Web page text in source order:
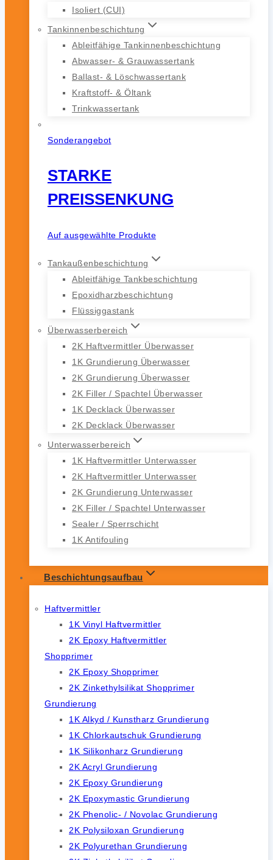
Isoliert (CUI)
Tankinnenbeschichtung
Ableitfähige Tankinnenbeschichtung
Abwasser- & Grauwassertank
Ballast- & Löschwassertank
Kraftstoff- & Öltank
Trinkwassertank
Sonderangebot
STARKE
PREISSENKUNG
Auf ausgewählte Produkte
Tankaußenbeschichtung
Ableitfähige Tankbeschichtung
Epoxidharzbeschichtung
Flüssiggastank
Überwasserbereich
2K Haftvermittler Überwasser
1K Grundierung Überwasser
2K Grundierung Überwasser
2K Filler / Spachtel Überwasser
1K Decklack Überwasser
2K Decklack Überwasser
Unterwasserbereich
1K Haftvermittler Unterwasser
2K Haftvermittler Unterwasser
2K Grundierung Unterwasser
2K Filler / Spachtel Unterwasser
Sealer / Sperrschicht
1K Antifouling
Beschichtungsaufbau
Haftvermittler
1K Vinyl Haftvermittler
2K Epoxy Haftvermittler
Shopprimer
2K Epoxy Shopprimer
2K Zinkethylsilikat Shopprimer
Grundierung
1K Alkyd / Kunstharz Grundierung
1K Chlorkautschuk Grundierung
1K Silikonharz Grundierung
2K Acryl Grundierung
2K Epoxy Grundierung
2K Epoxymastic Grundierung
2K Phenolic- / Novolac Grundierung
2K Polysiloxan Grundierung
2K Polyurethan Grundierung